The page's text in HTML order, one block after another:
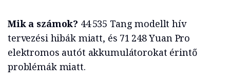
Mik a számok? 44 535 Tang modellt hív
tervezési hibák miatt, és 71 248 Yuan Pro
elektromos autót akkumulátorokat érintő
problémák miatt.